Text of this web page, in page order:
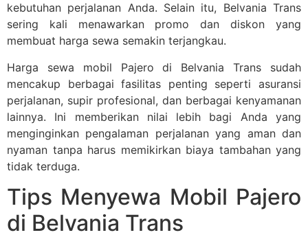
kebutuhan perjalanan Anda. Selain itu, Belvania Trans
sering kali menawarkan promo dan diskon yang
membuat harga sewa semakin terjangkau.
Harga sewa mobil Pajero di Belvania Trans sudah
mencakup berbagai fasilitas penting seperti asuransi
perjalanan, supir profesional, dan berbagai kenyamanan
lainnya. Ini memberikan nilai lebih bagi Anda yang
menginginkan pengalaman perjalanan yang aman dan
nyaman tanpa harus memikirkan biaya tambahan yang
tidak terduga.
Tips Menyewa Mobil Pajero
di Belvania Trans